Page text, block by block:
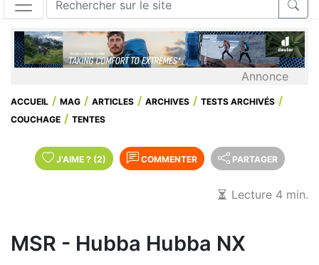
Annonce
ACCUEIL MAG ARTICLES ARCHIVES
TESTS ARCHIVÉS
COUCHAGE
TENTES
J'AIME ? (2) COMMENTER PARTAGER
Lecture 4 min.
MSR - Hubba Hubba NX